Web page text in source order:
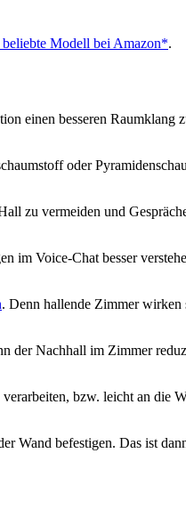
beliebte Modell bei Amazon*.
einen besseren Raumklang
oder
zu vermeiden und
im Voice-Chat besser
. Denn hallende Zimmer wirken
der Nachhall im Zimmer
bzw. leicht an die
Wand befestigen. Das ist